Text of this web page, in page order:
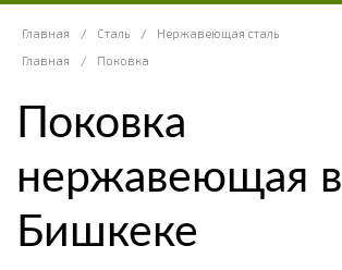
Главная / Сталь /
Нержавеющая сталь
Главная
/ Поковка
Поковка
нержавеющая в
Бишкеке